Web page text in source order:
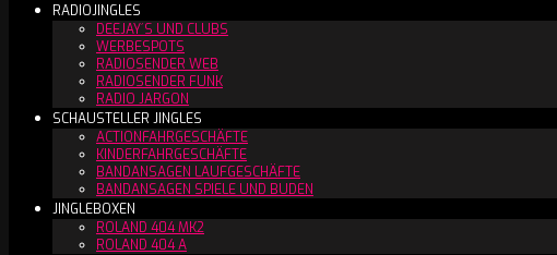
RADIOJINGLES
DEEJAY´S UND CLUBS
WERBESPOTS
RADIOSENDER WEB
RADIOSENDER FUNK
RADIO JARGON
SCHAUSTELLER JINGLES
ACTIONFAHRGESCHÄFTE
KINDERFAHRGESCHÄFTE
BANDANSAGEN LAUFGESCHÄFTE
BANDANSAGEN SPIELE UND BUDEN
JINGLEBOXEN
ROLAND 404 MK2
ROLAND 404 A